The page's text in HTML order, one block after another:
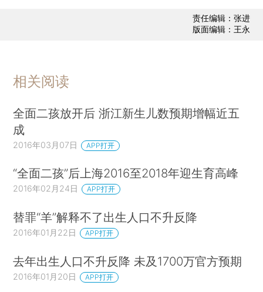
责任编辑：张进
版面编辑：王永
相关阅读
全面二孩放开后 浙江新生儿数预期增幅近五
成
2016年03月07日 APP打开
“全面二孩”后上海2016至2018年迎生育高峰
2016年02月24日 APP打开
替罪“羊”解释不了出生人口不升反降
2016年01月22日 APP打开
去年出生人口不升反降 未及1700万官方预期
2016年01月20日 APP打开